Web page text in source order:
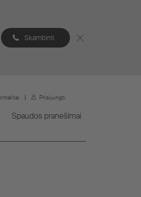
Skambinti
Prisijungti
Spaudos pranešimai